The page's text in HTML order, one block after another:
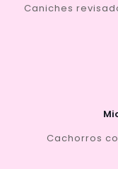
Caniches
Cachorros